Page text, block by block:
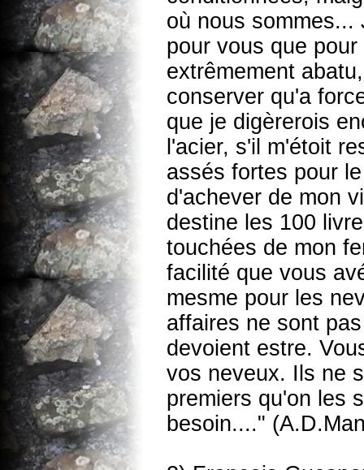
où nous sommes...
pour vous que
extrêmement
conserver qu'a
que je digèrerois
l'acier, s'il m'étoit
assés fortes pour
d'achever de mon
destine les 100
touchées de mon
facilité que vous
mesme pour les
affaires ne sont
devoient estre.
vos neveux. Ils ne
premiers qu'on les
besoin...."